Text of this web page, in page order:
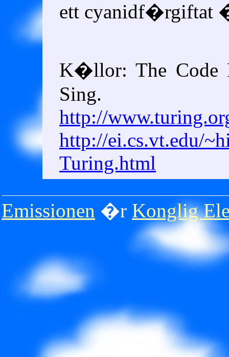
ett cyanidf�rgiftat
K�llor: The Code
Sing.
http://​
http://​ei.cs.vt.edu/​
Turing.html
Emissionen �r Konglig